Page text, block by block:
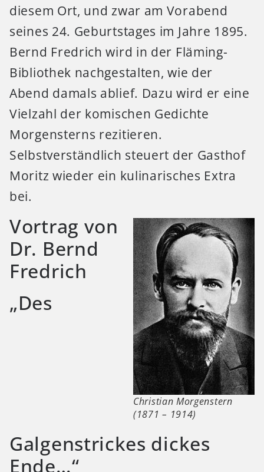
diesem Ort, und zwar am Vorabend
seines 24. Geburtstages im Jahre 1895.
Bernd Fredrich wird in der Fläming-
Bibliothek nachgestalten, wie der
Abend damals ablief. Dazu wird er eine
Vielzahl der komischen Gedichte
Morgensterns rezitieren.
Selbstverständlich steuert der Gasthof
Moritz wieder ein kulinarisches Extra
bei.
Christian Morgenstern
(1871 – 1914)
Vortrag von
Dr. Bernd
Fredrich
„Des
Galgenstrickes dickes
Ende…“